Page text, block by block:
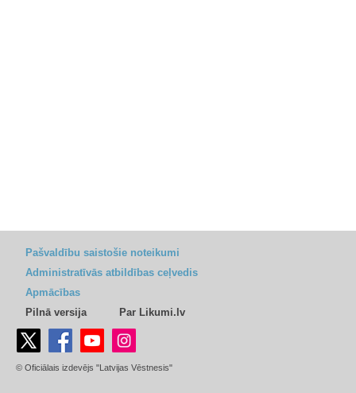
Pašvaldību saistošie noteikumi
Administratīvās atbildības ceļvedis
Apmācības
Pilnā versija
Par Likumi.lv
© Oficiālais izdevējs "Latvijas Vēstnesis"